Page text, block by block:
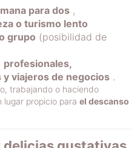
para dos ,
o turismo lento
grupo (posibilidad de
profesionales,
viajeros de negocios .
trabajando o haciendo
lugar propicio para el descanso